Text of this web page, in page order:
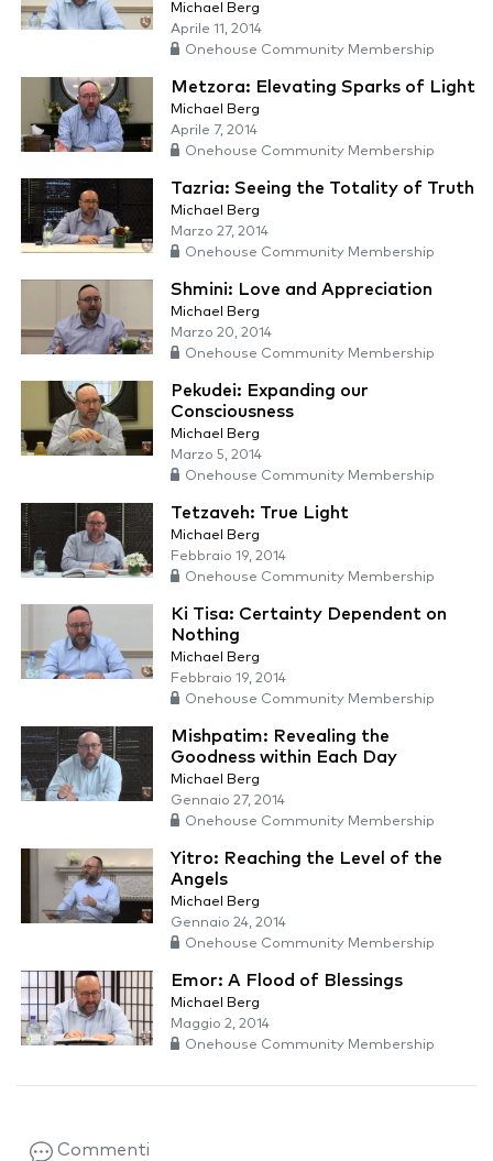
Michael Berg
Aprile 11, 2014
Onehouse Community Membership
Metzora: Elevating Sparks of Light
Michael Berg
Aprile 7, 2014
Onehouse Community Membership
Tazria: Seeing the Totality of Truth
Michael Berg
Marzo 27, 2014
Onehouse Community Membership
Shmini: Love and Appreciation
Michael Berg
Marzo 20, 2014
Onehouse Community Membership
Pekudei: Expanding our
Consciousness
Michael Berg
Marzo 5, 2014
Onehouse Community Membership
Tetzaveh: True Light
Michael Berg
Febbraio 19, 2014
Onehouse Community Membership
Ki Tisa: Certainty Dependent on
Nothing
Michael Berg
Febbraio 19, 2014
Onehouse Community Membership
Mishpatim: Revealing the
Goodness within Each Day
Michael Berg
Gennaio 27, 2014
Onehouse Community Membership
Yitro: Reaching the Level of the
Angels
Michael Berg
Gennaio 24, 2014
Onehouse Community Membership
Emor: A Flood of Blessings
Michael Berg
Maggio 2, 2014
Onehouse Community Membership
Commenti